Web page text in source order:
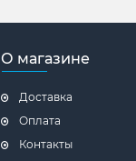
О магазине
Доставка
Оплата
Контакты